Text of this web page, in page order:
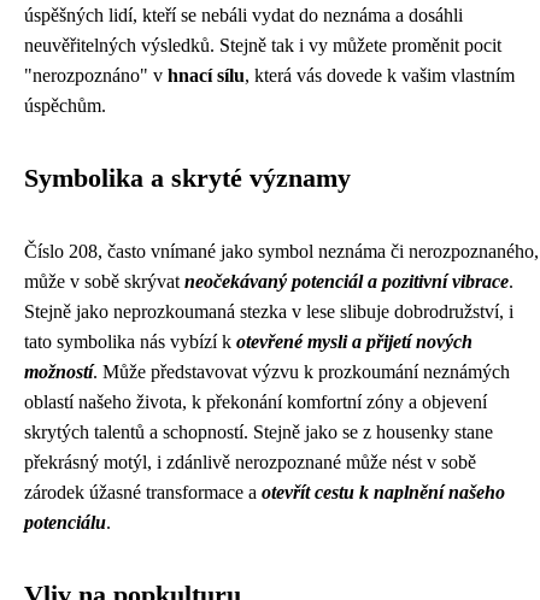
úspěšných lidí, kteří se nebáli vydat do neznáma a dosáhli
neuvěřitelných výsledků. Stejně tak i vy můžete proměnit pocit
"nerozpoznáno" v hnací sílu, která vás dovede k vašim vlastním
úspěchům.
Symbolika a skryté významy
Číslo 208, často vnímané jako symbol neznáma či nerozpoznaného,
může v sobě skrývat neočekávaný potenciál a pozitivní vibrace.
Stejně jako neprozkoumaná stezka v lese slibuje dobrodružství, i
tato symbolika nás vybízí k otevřené mysli a přijetí nových
možností. Může představovat výzvu k prozkoumání neznámých
oblastí našeho života, k překonání komfortní zóny a objevení
skrytých talentů a schopností. Stejně jako se z housenky stane
překrásný motýl, i zdánlivě nerozpoznané může nést v sobě
zárodek úžasné transformace a otevřít cestu k naplnění našeho
potenciálu.